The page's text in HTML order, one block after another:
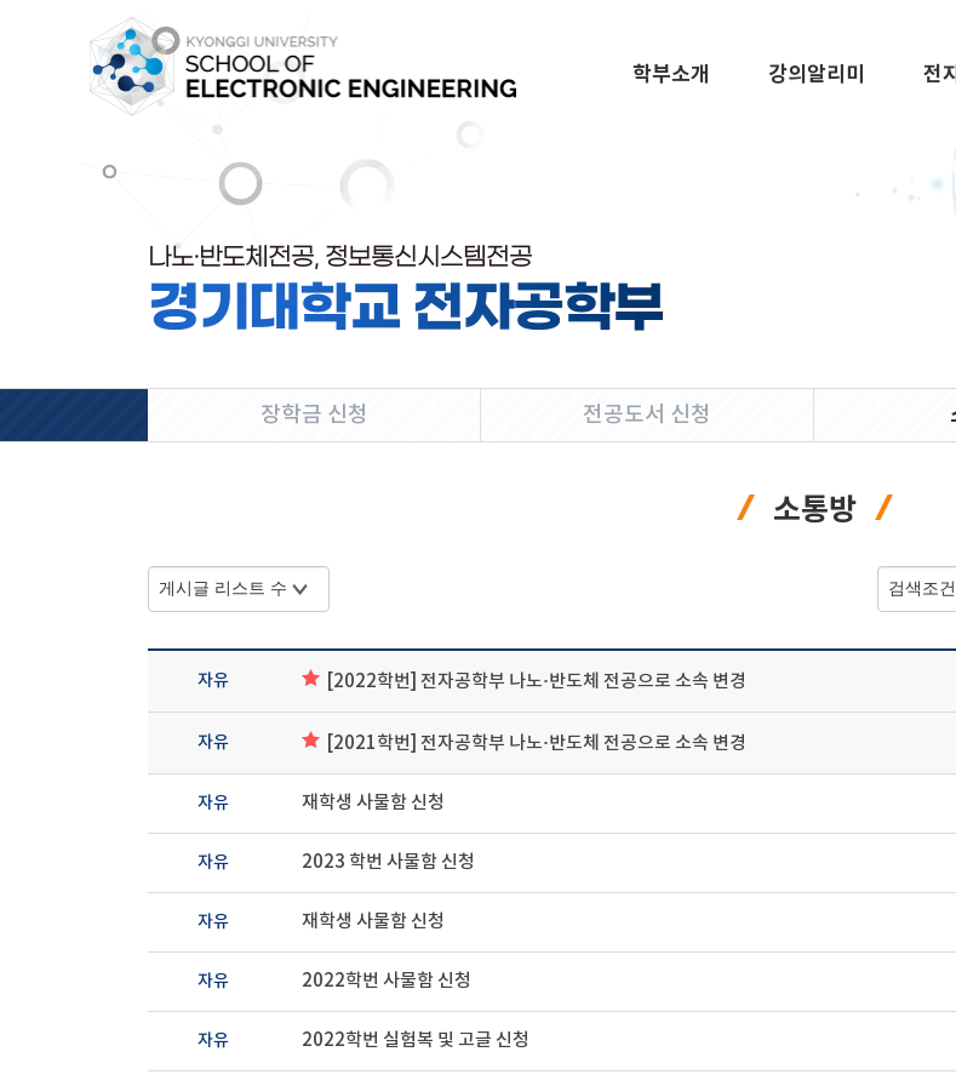
학부소개 강의알리미 전
나노·반도체전공, 정보통신시스템전공
경기대학교 전자공학부
장학금 신청 전공도서 신청
소통방
자유 [2022학번] 전자공학부 나노·반도체 전공으로 소속 변경
자유 [2021학번] 전자공학부 나노·반도체 전공으로 소속 변경
자유 재학생 사물함 신청
자유 2023 학번 사물함 신청
자유 재학생 사물함 신청
자유 2022학번 사물함 신청
자유 2022학번 실험복 및 고글 신청